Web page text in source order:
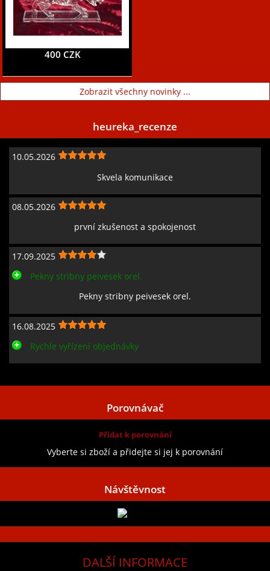
400 CZK
Zobrazit všechny novinky ...
heureka_recenze
10.05.2026
Skvela komunikace
08.05.2026
první zkušenost a spokojenost
17.09.2025
Pekny stribny peivesek orel.
Pekny stribny peivesek orel.
16.08.2025
Rychle vyřízení objednávky
Porovnávač
Přidat k porovnání
Vyberte si zboží a přidejte si jej k porovnání
Návštěvnost
DALŠÍ INFORMACE